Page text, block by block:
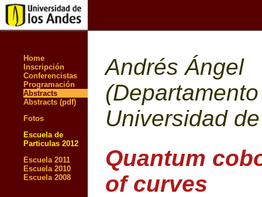
Home
Inscripción
Conferencistas
Programación
Abstracts
Abstracts (pdf)
Fotos
Escuela de
Particulas 2012
Escuela 2011
Escuela 2010
Escuela 2008
Andrés Ángel
Universidad
Quantum
of curves